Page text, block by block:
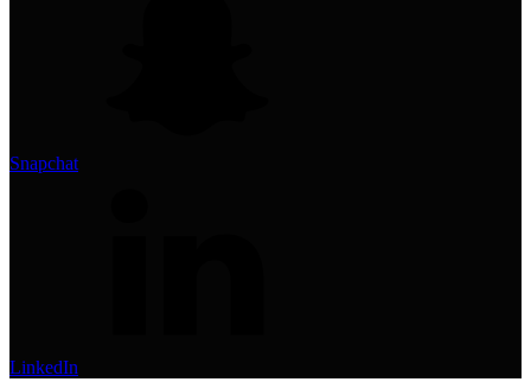
Snapchat
LinkedIn